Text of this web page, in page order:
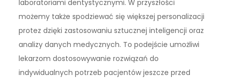
laboratoriami dentystycznymi. W przyszłości
możemy także spodziewać się większej personalizacji
protez dzięki zastosowaniu sztucznej inteligencji oraz
analizy danych medycznych. To podejście umożliwi
lekarzom dostosowywanie rozwiązań do
indywidualnych potrzeb pacjentów jeszcze przed